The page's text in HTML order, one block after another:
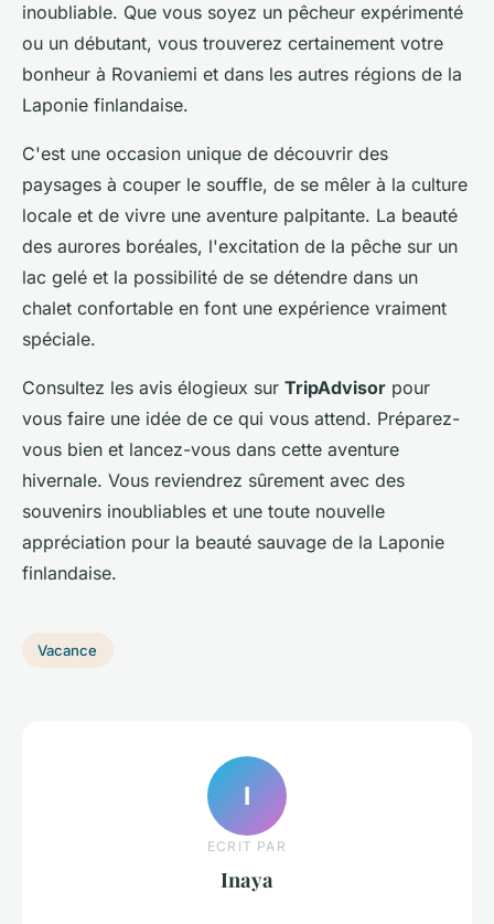
inoubliable. Que vous soyez un pêcheur expérimenté
ou un débutant, vous trouverez certainement votre
bonheur à Rovaniemi et dans les autres régions de la
Laponie finlandaise.
C'est une occasion unique de découvrir des
paysages à couper le souffle, de se mêler à la culture
locale et de vivre une aventure palpitante. La beauté
des aurores boréales, l'excitation de la pêche sur un
lac gelé et la possibilité de se détendre dans un
chalet confortable en font une expérience vraiment
spéciale.
Consultez les avis élogieux sur TripAdvisor pour
vous faire une idée de ce qui vous attend. Préparez-
vous bien et lancez-vous dans cette aventure
hivernale. Vous reviendrez sûrement avec des
souvenirs inoubliables et une toute nouvelle
appréciation pour la beauté sauvage de la Laponie
finlandaise.
Vacance
I
ECRIT PAR
Inaya